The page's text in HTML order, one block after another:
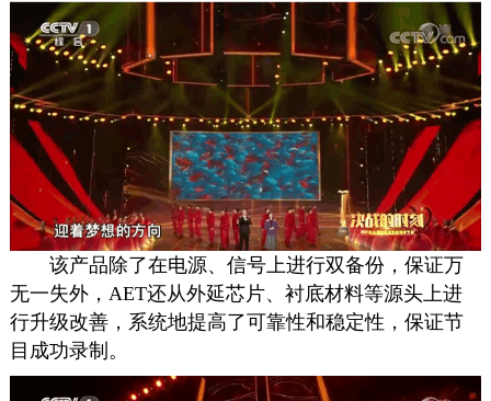
该产品除了在电源、信号上进行双备份，保证万
无一失外，AET还从外延芯片、衬底材料等源头上进
行升级改善，系统地提高了可靠性和稳定性，保证节
目成功录制。